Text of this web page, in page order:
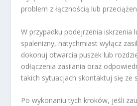
problem z łącznością lub
W przypadku podejrzenia iskrzenia
spalenizny, natychmiast wyłącz
dokonuj otwarcia puszek lub
odłączenia zasilania oraz
takich sytuacjach skontaktuj się ze
Po wykonaniu tych kroków, jeśli